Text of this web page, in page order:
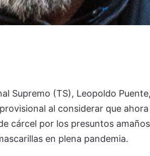
Supremo (TS), Leopoldo
al considerar que ahora
cárcel por los presuntos amaños
en plena pandemia.